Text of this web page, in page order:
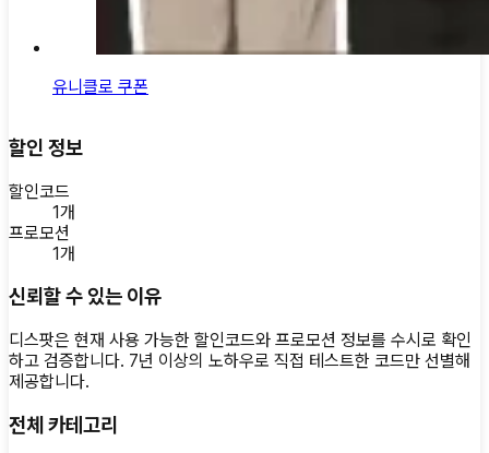
유니클로 쿠폰
할인 정보
할인코드
1개
프로모션
1개
신뢰할 수 있는 이유
디스팟은 현재 사용 가능한 할인코드와 프로모션 정보를 수시로 확인
하고 검증합니다. 7년 이상의 노하우로 직접 테스트한 코드만 선별해
제공합니다.
전체 카테고리